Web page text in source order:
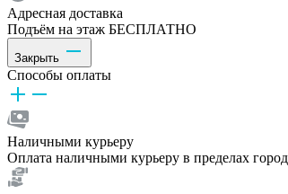
Адресная доставка
Подъём на этаж БЕСПЛАТНО
Закрыть
Способы оплаты
Наличными курьеру
Оплата наличными курьеру в пределах